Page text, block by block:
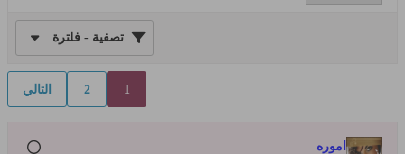
تصفية - فلترة
1
2 التالي
اموره